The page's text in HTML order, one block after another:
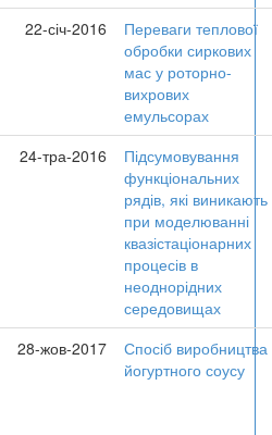
22-січ-2016
Переваги теплової
обробки сиркових
мас у роторно-
вихрових
емульсорах
24-тра-2016
Підсумовування
функціональних
рядів, які виникають
при моделюванні
квазістаціонарних
процесів в
неоднорідних
середовищах
28-жов-2017
Спосіб виробництва
йогуртного соусу